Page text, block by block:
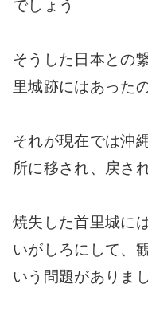
でしょう
そうした日本との
里城跡にはあった
それが現在では沖
所に移され、戻さ
焼失した首里城に
いがしろにして、
いう問題がありま